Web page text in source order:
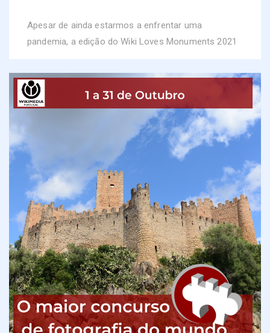
Apesar de ainda estarmos a enfrentar uma
pandemia, a edição do Wiki Loves Monuments 2021